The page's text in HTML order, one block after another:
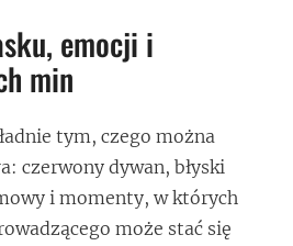
emocji i
min
tym, czego można
czerwony dywan, błyski
i momenty, w których
może stać się